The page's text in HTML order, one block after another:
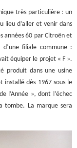
très particulière : un
lieu d’aller et venir dans
années 60 par Citroën et
filiale commune :
équiper le projet « F ».
produit dans une usine
installé dès 1967 sous le
l’Année », dont l’échec
tombe. La marque sera